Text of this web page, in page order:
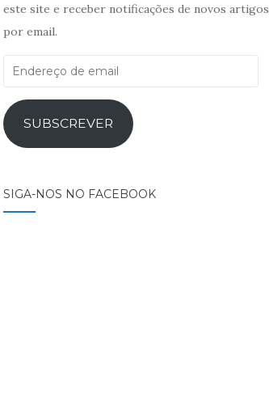
este site e receber notificações de novos artigos
por email.
Endereço
email
SUBSCREVER
SIGA-NOS NO FACEBOOK